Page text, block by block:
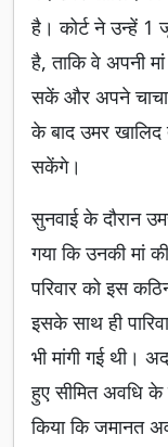
है। कोर्ट ने उन्हें
है, ताकि वे अपनी
सकें और अपने
के बाद उमर
सकेंगे।
सुनवाई के दौरान
गया कि उनकी मां
परिवार को इस
इसके साथ ही
भी मांगी गई थी।
हुए सीमित अवधि
किया कि जमानत